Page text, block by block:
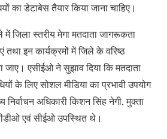
का डेटाबेस तैयार किया जाना चाहिए।
जिला स्तरीय मेगा मतदाता जागरूकता
तथा इन कार्यक्रमों में जिले के वरिष्ठ
जाए। एसीईओ ने सुझाव दिया कि मतदाता
के लिए सोशल मीडिया का प्रभावी उपयोग
अधिकारी किशन सिंह नेगी, मुक्ता
एवं सीईओ उपस्थित थे।